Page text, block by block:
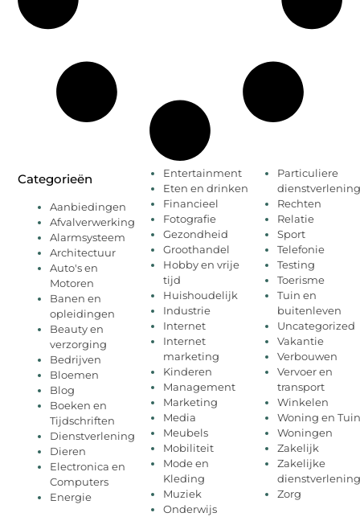
Categorieën
Aanbiedingen
Afvalverwerking
Alarmsysteem
Architectuur
Auto's en
Motoren
Banen en
opleidingen
Beauty en
verzorging
Bedrijven
Bloemen
Blog
Boeken en
Tijdschriften
Dienstverlening
Dieren
Electronica en
Computers
Energie
Entertainment
Eten en drinken
Financieel
Fotografie
Gezondheid
Groothandel
Hobby en vrije
tijd
Huishoudelijk
Industrie
Internet
Internet
marketing
Kinderen
Management
Marketing
Media
Meubels
Mobiliteit
Mode en
Kleding
Muziek
Onderwijs
Particuliere
dienstverlening
Rechten
Relatie
Sport
Telefonie
Testing
Toerisme
Tuin en
buitenleven
Uncategorized
Vakantie
Verbouwen
Vervoer en
transport
Winkelen
Woning en Tuin
Woningen
Zakelijk
Zakelijke
dienstverlening
Zorg